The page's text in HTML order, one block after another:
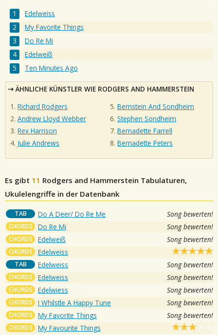
Edelweiss
My Favorite Things
Do Re Mi
Edelweiß
Ten Minutes Ago
ÄHNLICHE KÜNSTLER WIE RODGERS AND HAMMERSTEIN
Richard Rodgers
Andrew Lloyd Webber
Rex Harrison
Julie Andrews
Bernstein And Sondheim
Stephen Sondheim
Bernadette Farrell
Bernadette Peters
Es gibt 11 Rodgers and Hammerstein Tabulaturen,
Ukulelengriffe in der Datenbank
TAB Do A Deer/ Do Re Me Song bewerten!
CHORDS Do Re Mi Song bewerten!
CHORDS Edelweiß Song bewerten!
CHORDS Edelweiss
TAB Edelweiss Song bewerten!
CHORDS Edelweiss Song bewerten!
CHORDS Edelwiess Song bewerten!
CHORDS I Whilstle A Happy Tune Song bewerten!
CHORDS My Favorite Things Song bewerten!
CHORDS My Favourite Things